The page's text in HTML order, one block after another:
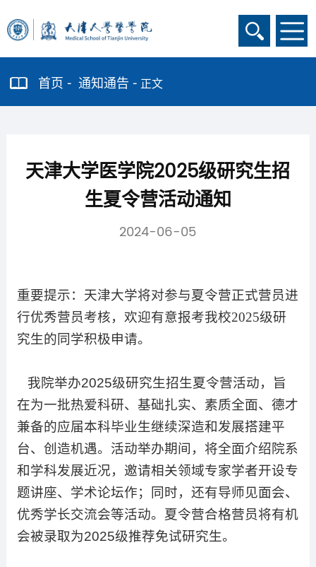
首页 通知通告 正文
天津大学医学院2025级研究生招
生夏令营活动通知
2024-06-05
重要提示：天津大学将对参与夏令营正式营员进
行优秀营员考核，欢迎有意报考我校2025级研
究生的同学积极申请。
我院举办2025级研究生招生夏令营活动，旨
在为一批热爱科研、基础扎实、素质全面、德才
兼备的应届本科毕业生继续深造和发展搭建平
台、创造机遇。活动举办期间，将全面介绍院系
和学科发展近况，邀请相关领域专家学者开设专
题讲座、学术论坛作；同时，还有导师见面会、
优秀学长交流会等活动。夏令营合格营员将有机
会被录取为2025级推荐免试研究生。